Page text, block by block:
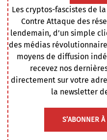
Les cryptos-fascistes de
Contre Attaque des
lendemain, d’un simple
des médias
moyens de diffusion
recevez nos
directement sur votre
la newsletter
S’ABONNER